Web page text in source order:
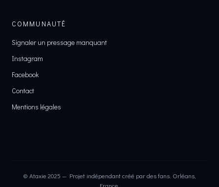
COMMUNAUTÉ
Signaler un pressage manquant
Instagram
Facebook
Contact
Mentions légales
© Ataxie 2025 — Projet indépendant créé par des fans. Orléans,
France.